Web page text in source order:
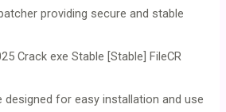
providing secure and stable
Crack exe Stable [Stable] FileCR
designed for easy installation and use